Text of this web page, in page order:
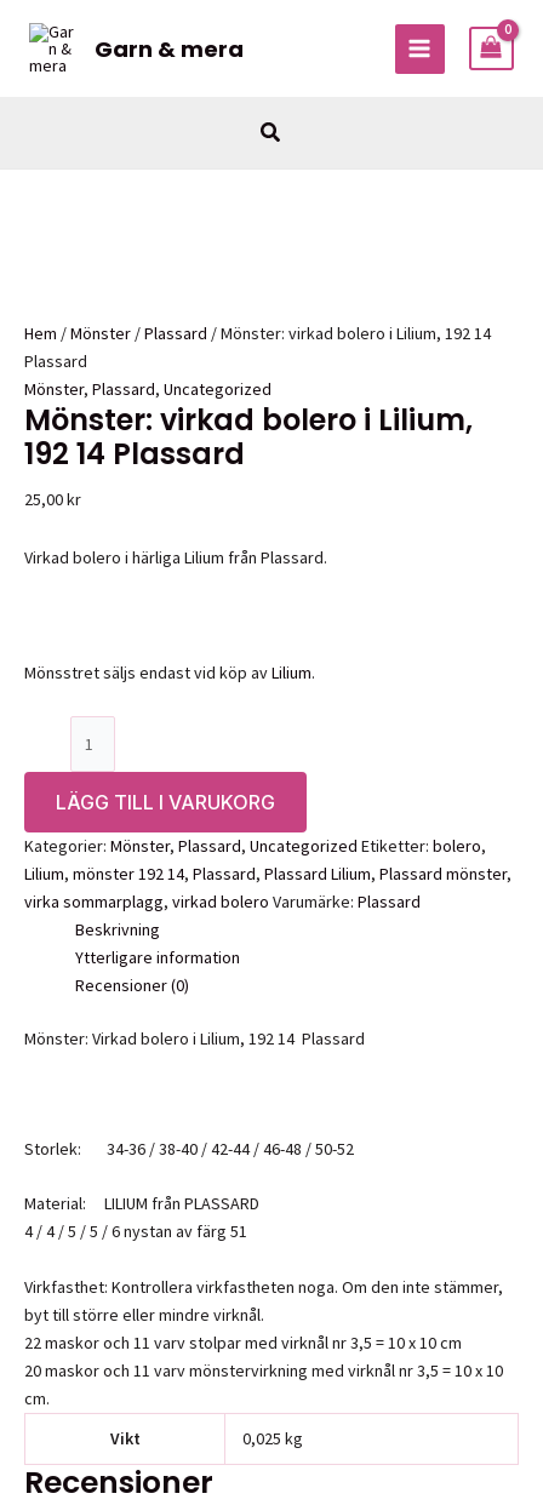
innehåll
Garn & mera
MAIN
Sök
Hem /Mönster /Plassard / Mönster: virkad bolero i Lilium, 192 14
Plassard
Mönster, Plassard, Uncategorized
Mönster: virkad bolero i Lilium,
192 14 Plassard
25,00kr
Virkad bolero i härliga Lilium från Plassard.
Mönsstret säljs endast vid köp avLilium.
Lilium,
192
14
Plassard
LÄGG TILL I VARUKORG
Kategorier: Mönster, Plassard, Uncategorized Etiketter: bolero,
Lilium, mönster 192 14, Plassard, Plassard Lilium, Plassard mönster,
virka sommarplagg, virkad bolero Varumärke: Plassard
Beskrivning
Ytterligare information
Recensioner (0)
Mönster: Virkad bolero i Lilium, 192 14 Plassard
Storlek: 34-36 / 38-40 / 42-44 / 46-48 / 50-52
Material: LILIUM från PLASSARD
4 / 4 / 5 / 5 / 6 nystan av färg 51
Virkfasthet: Kontrollera virkfastheten noga. Om den inte stämmer,
byt till större eller mindre virknål.
22 maskor och 11 varv stolpar med virknål nr 3,5 = 10 x 10 cm
20 maskor och 11 varv mönstervirkning med virknål nr 3,5 = 10 x 10
cm.
Vikt
0,025 kg
Recensioner